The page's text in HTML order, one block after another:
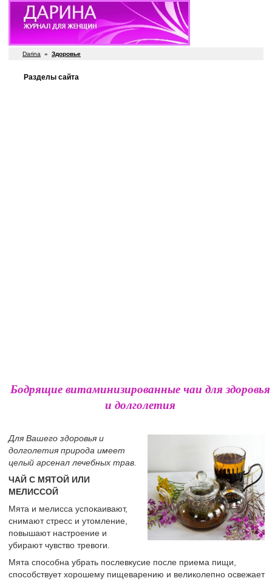
Darina » Здоровье
Разделы сайта
Бодрящие витаминизированные чаи для здоровья
и долголетия
Для Вашего здоровья и
долголетия природа имеет
целый арсенал лечебных трав.
ЧАЙ С МЯТОЙ ИЛИ
МЕЛИССОЙ
Мята и мелисса успокаивают,
снимают стресс и утомление,
повышают настроение и
убирают чувство тревоги.
Мята способна убрать послевкусие после приема пищи,
способствует хорошему пищеварению и великолепно освежает